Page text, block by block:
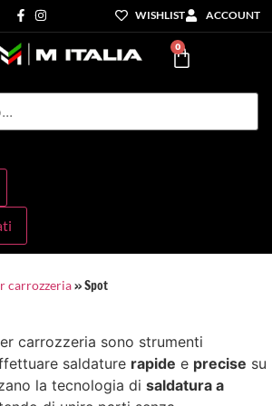
WISHLIST ACCOUNT
0
carrozzeria»Spot
carrozzeria sono strumenti
saldature rapide e precise su
la tecnologia di saldatura a